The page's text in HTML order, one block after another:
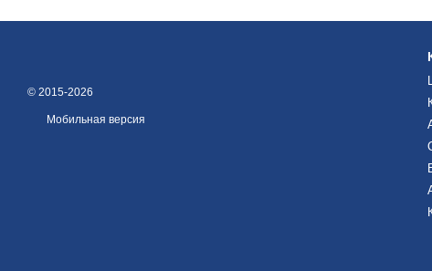
© 2015-2026
Мобильная версия